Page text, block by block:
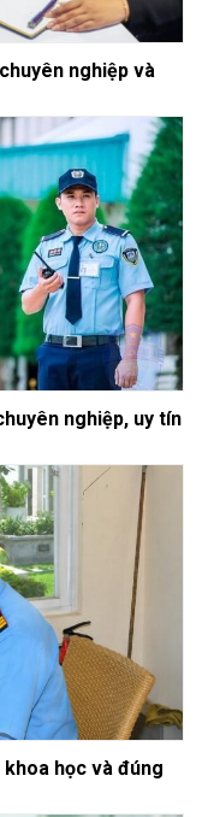
nghiệp và
nghiệp, uy tín
học và đúng